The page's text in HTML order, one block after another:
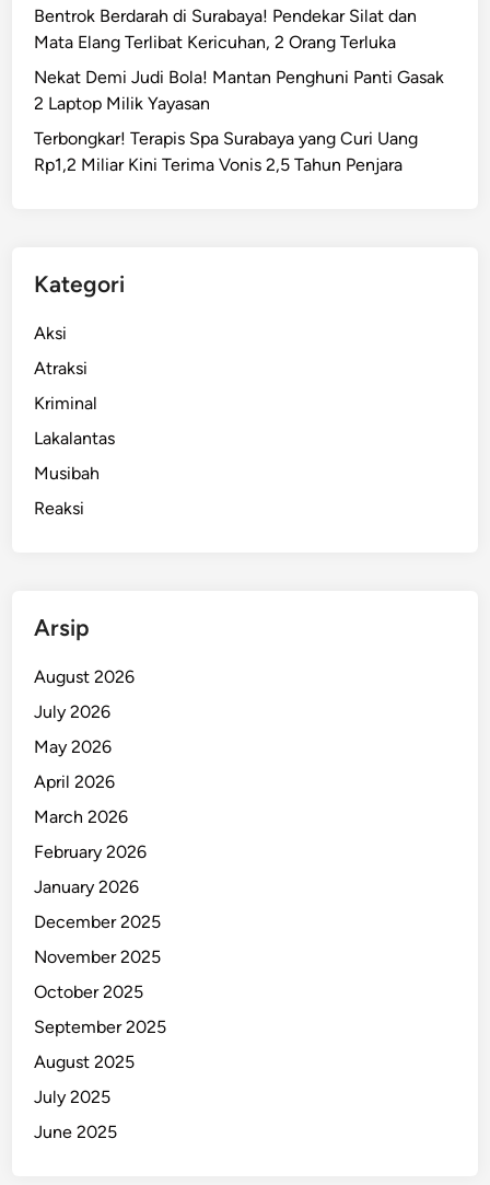
Bentrok Berdarah di Surabaya! Pendekar Silat dan
Mata Elang Terlibat Kericuhan, 2 Orang Terluka
Nekat Demi Judi Bola! Mantan Penghuni Panti Gasak
2 Laptop Milik Yayasan
Terbongkar! Terapis Spa Surabaya yang Curi Uang
Rp1,2 Miliar Kini Terima Vonis 2,5 Tahun Penjara
Kategori
Aksi
Atraksi
Kriminal
Lakalantas
Musibah
Reaksi
Arsip
August 2026
July 2026
May 2026
April 2026
March 2026
February 2026
January 2026
December 2025
November 2025
October 2025
September 2025
August 2025
July 2025
June 2025